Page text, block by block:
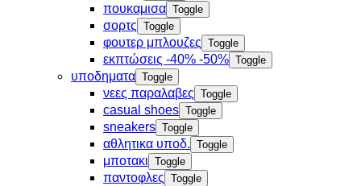
πουκαμισα Toggle
σορτς Toggle
φουτερ μπλουζες Toggle
εκπτώσεις -40% -50% Toggle
υποδηματα Toggle
νεες παραλαβες Toggle
casual shoes Toggle
sneakers Toggle
αθλητικα υποδ. Toggle
μποτακι Toggle
παντοφλες Toggle